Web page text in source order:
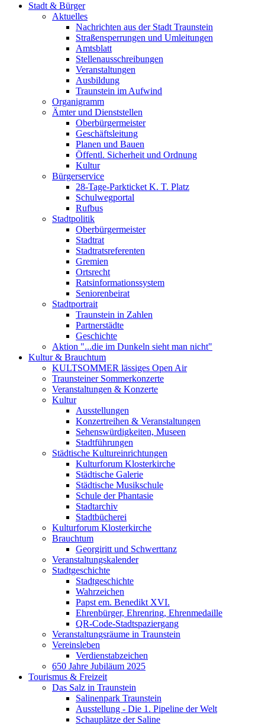
Stadt & Bürger
Aktuelles
Nachrichten aus der Stadt Traunstein
Straßensperrungen und Umleitungen
Amtsblatt
Stellenausschreibungen
Veranstaltungen
Ausbildung
Traunstein im Aufwind
Organigramm
Ämter und Dienststellen
Oberbürgermeister
Geschäftsleitung
Planen und Bauen
Öffentl. Sicherheit und Ordnung
Kultur
Bürgerservice
28-Tage-Parkticket K. T. Platz
Schulwegportal
Rufbus
Stadtpolitik
Oberbürgermeister
Stadtrat
Stadtratsreferenten
Gremien
Ortsrecht
Ratsinformationssystem
Seniorenbeirat
Stadtportrait
Traunstein in Zahlen
Partnerstädte
Geschichte
Aktion "...die im Dunkeln sieht man nicht"
Kultur & Brauchtum
KULTSOMMER lässiges Open Air
Traunsteiner Sommerkonzerte
Veranstaltungen & Konzerte
Kultur
Ausstellungen
Konzertreihen & Veranstaltungen
Sehenswürdigkeiten, Museen
Stadtführungen
Städtische Kultureinrichtungen
Kulturforum Klosterkirche
Städtische Galerie
Städtische Musikschule
Schule der Phantasie
Stadtarchiv
Stadtbücherei
Kulturforum Klosterkirche
Brauchtum
Georgiritt und Schwerttanz
Veranstaltungskalender
Stadtgeschichte
Stadtgeschichte
Wahrzeichen
Papst em. Benedikt XVI.
Ehrenbürger, Ehrenring, Ehrenmedaille
QR-Code-Stadtspaziergang
Veranstaltungsräume in Traunstein
Vereinsleben
Verdienstabzeichen
650 Jahre Jubiläum 2025
Tourismus & Freizeit
Das Salz in Traunstein
Salinenpark Traunstein
Ausstellung - Die 1. Pipeline der Welt
Schauplätze der Saline